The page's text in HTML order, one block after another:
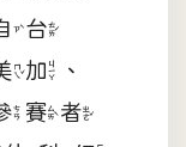
台
加、
賽者